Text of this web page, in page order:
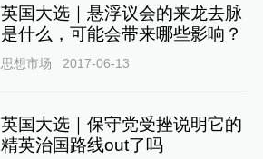
英国大选｜悬浮议会的来龙去脉
是什么，可能会带来哪些影响？
思想市场 2017-06-13
英国大选｜保守党受挫说明它的
精英治国路线out了吗